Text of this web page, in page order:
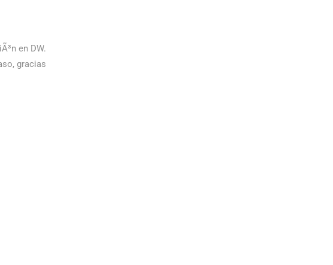
en DW.
gracias